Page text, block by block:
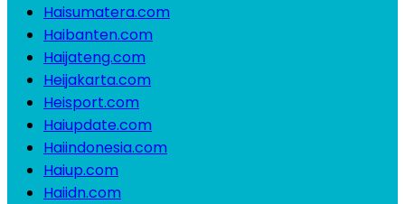
Haisumatera.com
Haibanten.com
Haijateng.com
Heijakarta.com
Heisport.com
Haiupdate.com
Haiindonesia.com
Haiup.com
Haiidn.com